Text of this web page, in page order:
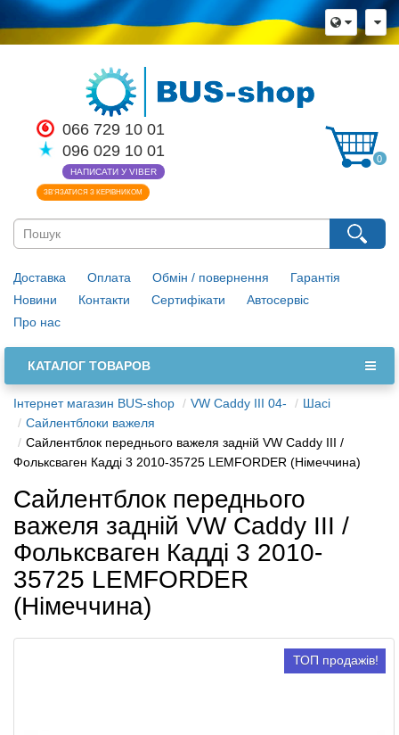
066 729 10 01
096 029 10 01
НАПИСАТИ У VIBER
ЗВ’ЯЗАТИСЯ З КЕРІВНИКОМ
0
Доставка Оплата Обмін / повернення
Гарантія
Новини
Контакти Сертифікати
Автосервіс
Про нас
КАТАЛОГ ТОВАРОВ
Інтернет магазин BUS-shop VW Caddy III 04-
Шасі
Сайлентблоки важеля
Сайлентблок переднього важеля задній VW Caddy III /
Фольксваген Кадді 3 2010-35725 LEMFORDER (Німеччина)
Сайлентблок переднього
важеля задній VW Caddy III /
Фольксваген Кадді 3 2010-
35725 LEMFORDER
(Німеччина)
ТОП продажів!